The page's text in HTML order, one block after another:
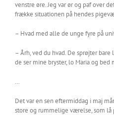
venstre øre. Jeg var ør og paf over
frække situationen på hendes
– Hvad med alle de unge fyre på
– Årh, ved du hvad. De sprøjter
de ser mine bryster, lo Maria og bed
…
Det var en sen eftermiddag i maj
store og rummelige værelse, som lå